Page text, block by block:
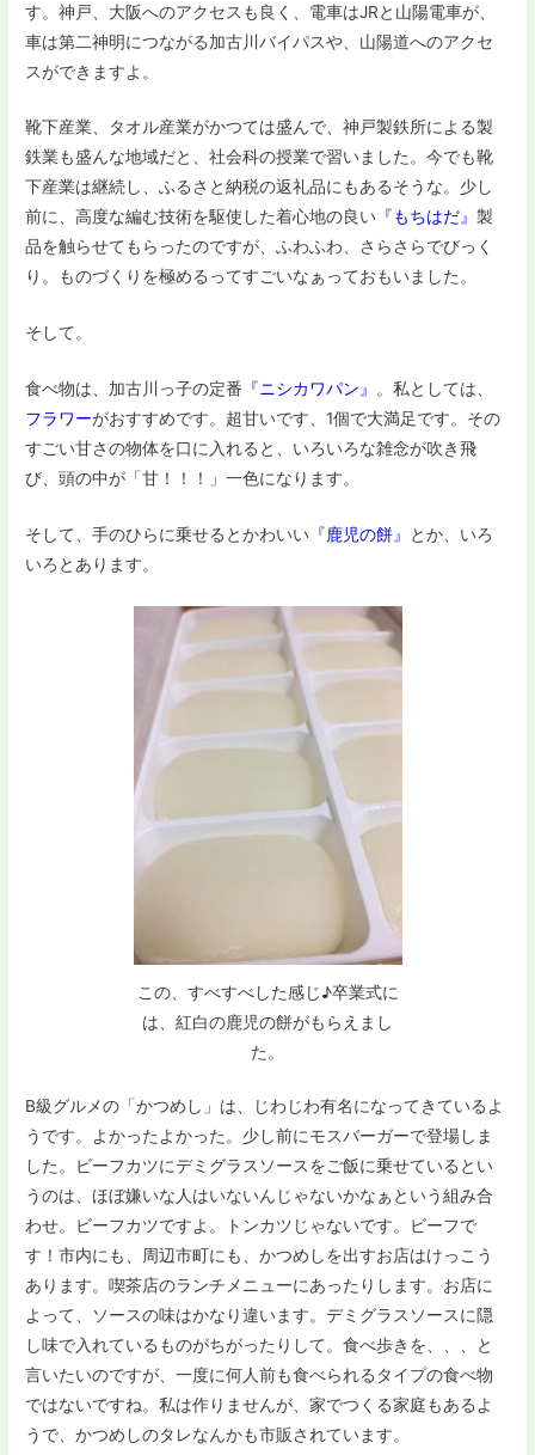
す。神戸、大阪へのアクセスも良く、電車はJRと山陽電車が、
車は第二神明につながる加古川バイパスや、山陽道へのアクセ
スができますよ。
靴下産業、タオル産業がかつては盛んで、神戸製鉄所による製
鉄業も盛んな地域だと、社会科の授業で習いました。今でも靴
下産業は継続し、ふるさと納税の返礼品にもあるそうな。少し
前に、高度な編む技術を駆使した着心地の良い 『もちはだ』製
品を触らせてもらったのですが、ふわふわ、さらさらでびっく
り。ものづくりを極めるってすごいなぁっておもいました。
そして。
食べ物は、加古川っ子の定番 『ニシカワパン』
。私としては、
フラワーがおすすめです。超甘いです、1個で大満足です。その
すごい甘さの物体を口に入れると、いろいろな雑念が吹き飛
び、頭の中が「甘！！！」一色になります。
そして、手のひらに乗せるとかわいい 『鹿児の餅』
とか、いろ
いろとあります。
この、すべすべした感じ♪卒業式に
は、紅白の鹿児の餅がもらえまし
た。
B級グルメの「かつめし」は、じわじわ有名になってきているよ
うです。よかったよかった。少し前にモスバーガーで登場しま
した。ビーフカツにデミグラスソースをご飯に乗せているとい
うのは、ほぼ嫌いな人はいないんじゃないかなぁという組み合
わせ。ビーフカツですよ。トンカツじゃないです。ビーフで
す！市内にも、周辺市町にも、かつめしを出すお店はけっこう
あります。喫茶店のランチメニューにあったりします。お店に
よって、ソースの味はかなり違います。デミグラスソースに隠
し味で入れているものがちがったりして。食べ歩きを、、、と
言いたいのですが、一度に何人前も食べられるタイプの食べ物
ではないですね。私は作りませんが、家でつくる家庭もあるよ
うで、かつめしのタレなんかも市販されています。